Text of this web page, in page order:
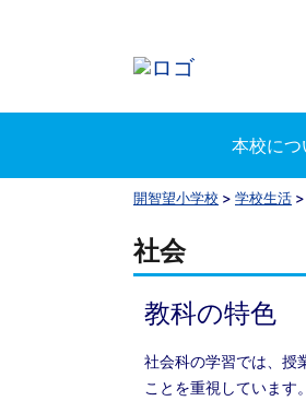
本校につ
開智望小学校 > 学校生活 >
社会
教科の特色
社会科の学習では、授
ことを重視しています。